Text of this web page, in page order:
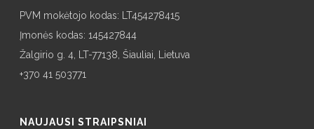
PVM mokėtojo kodas: LT454278415
Įmonės kodas: 145427844
Žalgirio g. 4, LT-77138, Šiauliai, Lietuva
+370 41 503771
NAUJAUSI STRAIPSNIAI